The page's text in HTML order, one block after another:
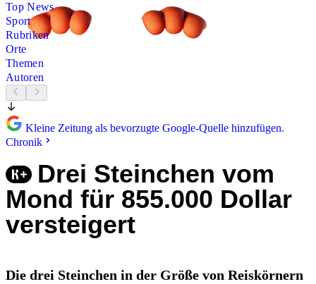
Top News
Sport
Rubriken
Orte
Themen
Autoren
Kleine Zeitung als bevorzugte Google-Quelle hinzufügen.
Chronik
Drei Steinchen vom
Mond für 855.000 Dollar
versteigert
Die drei Steinchen in der Größe von Reiskörnern